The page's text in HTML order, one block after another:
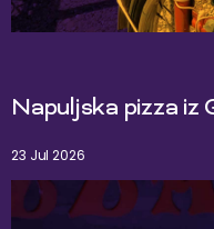
Napuljska pizza
23 Jul 2026